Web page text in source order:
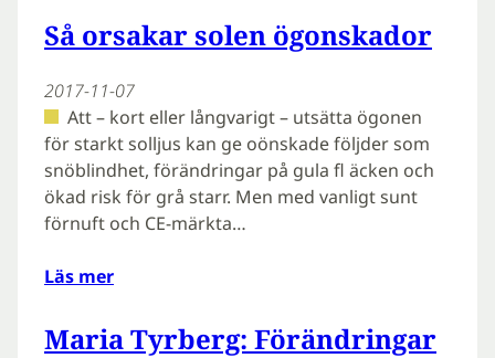
Så orsakar solen ögonskador
2017-11-07
Att – kort eller långvarigt – utsätta ögonen
för starkt solljus kan ge oönskade följder som
snöblindhet, förändringar på gula fl äcken och
ökad risk för grå starr. Men med vanligt sunt
förnuft och CE-märkta…
Läs mer
Maria Tyrberg: Förändringar